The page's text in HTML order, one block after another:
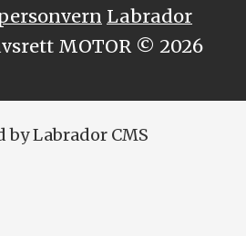
Labrador
MOTOR © 2026
by Labrador CMS